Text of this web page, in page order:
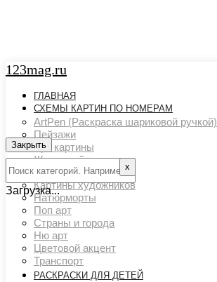
123mag.ru
ГЛАВНАЯ
СХЕМЫ КАРТИН ПО НОМЕРАМ
ArtPen (Раскраска шариковой ручкой)
Пейзажи
Арт картины
Животный мир
Люди
Картины художников
Натюрморты
Поп арт
Страны и города
Ню арт
Цветовой акцент
Транспорт
РАСКРАСКИ ДЛЯ ДЕТЕЙ
Закрыть
х
Загрузка...